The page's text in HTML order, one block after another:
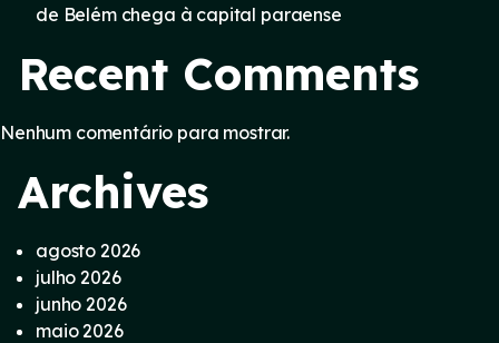
de Belém chega à capital paraense
Recent Comments
Nenhum comentário para mostrar.
Archives
agosto 2026
julho 2026
junho 2026
maio 2026